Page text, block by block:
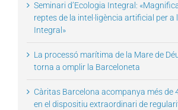
Seminari d’Ecologia Integral:
reptes de la intel·ligència artificial per a
Integral»
La processó marítima de la Mare de
torna a omplir la Barceloneta
Càritas Barcelona acompanya més de
en el dispositiu extraordinari de